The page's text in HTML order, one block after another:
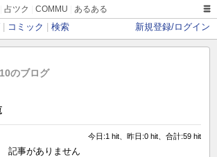
占ツク COMMU あるある
コミック 検索 新規登録/ログイン
のブログ
今日:1 hit、昨日:0 hit、合計:59 hit
記事がありません